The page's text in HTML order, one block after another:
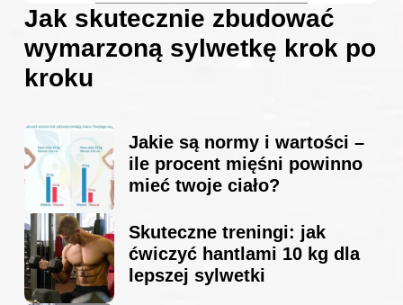
Jak skutecznie zbudować
wymarzoną sylwetkę krok po
kroku
Jakie są normy i wartości –
ile procent mięśni powinno
mieć twoje ciało?
Skuteczne treningi: jak
ćwiczyć hantlami 10 kg dla
lepszej sylwetki